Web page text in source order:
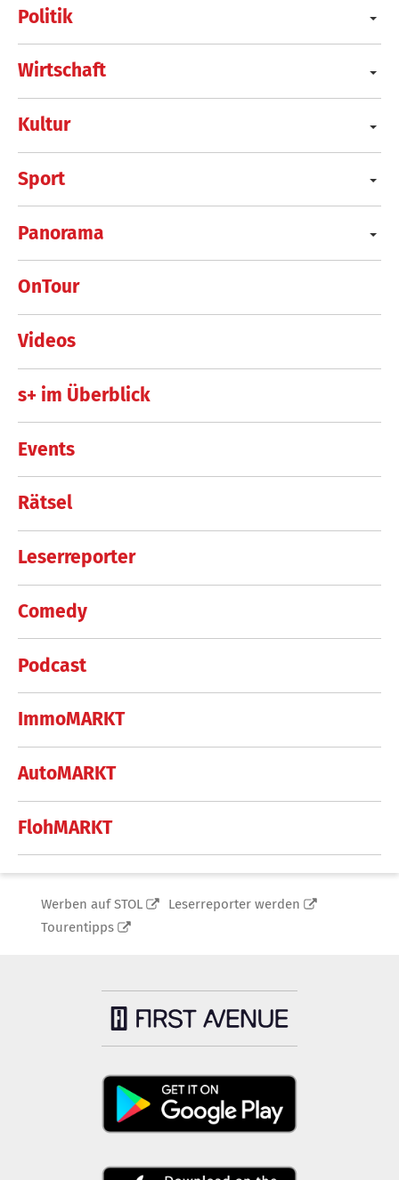
Politik
Wirtschaft
Kultur
Sport
Panorama
OnTour
Videos
s+ im Überblick
Events
Rätsel
Leserreporter
Comedy
Podcast
ImmoMARKT
AutoMARKT
FlohMARKT
Werben auf STOL
Leserreporter werden
Tourentipps